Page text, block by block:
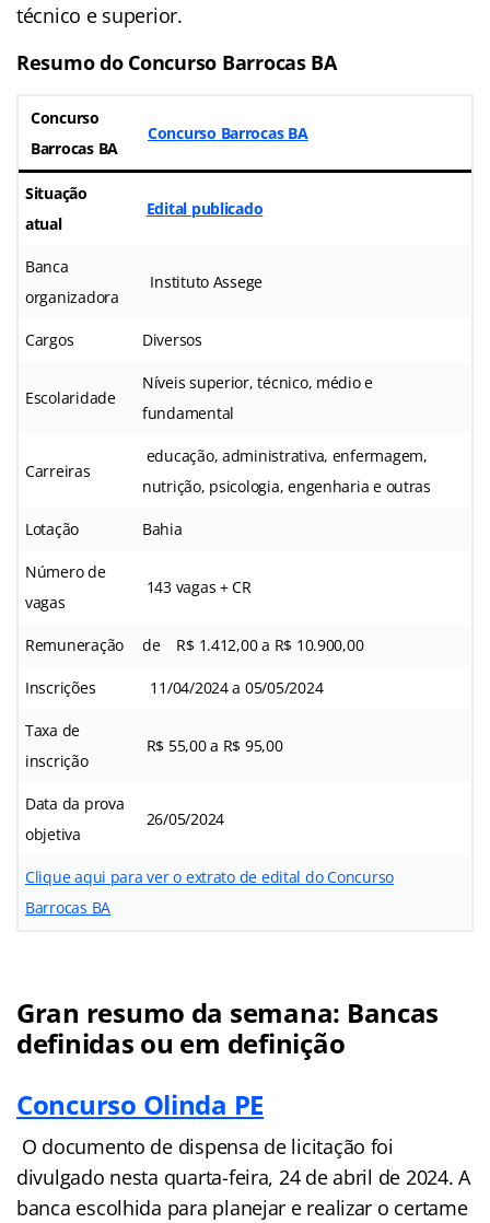
técnico e superior.
Resumo do Concurso Barrocas BA
Concurso
Barrocas BA
Concurso Barrocas BA
Situação
atual
Edital publicado
Banca
organizadora
Instituto Assege
Cargos Diversos
Escolaridade
Níveis superior, técnico, médio e
fundamental
Carreiras
educação, administrativa, enfermagem,
nutrição, psicologia, engenharia e outras
Lotação Bahia
Número de
vagas
143 vagas + CR
Remuneração de R$ 1.412,00 a R$ 10.900,00
Inscrições 11/04/2024 a 05/05/2024
Taxa de
inscrição
R$ 55,00 a R$ 95,00
Data da prova
objetiva
26/05/2024
Clique aqui para ver o extrato de edital do Concurso
Barrocas BA
Gran resumo da semana: Bancas
definidas ou em definição
Concurso Olinda PE
O documento de dispensa de licitação foi
divulgado nesta quarta-feira, 24 de abril de 2024. A
banca escolhida para planejar e realizar o certame